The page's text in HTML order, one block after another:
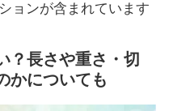
ョンが含まれています
？長さや重さ・切
かについても